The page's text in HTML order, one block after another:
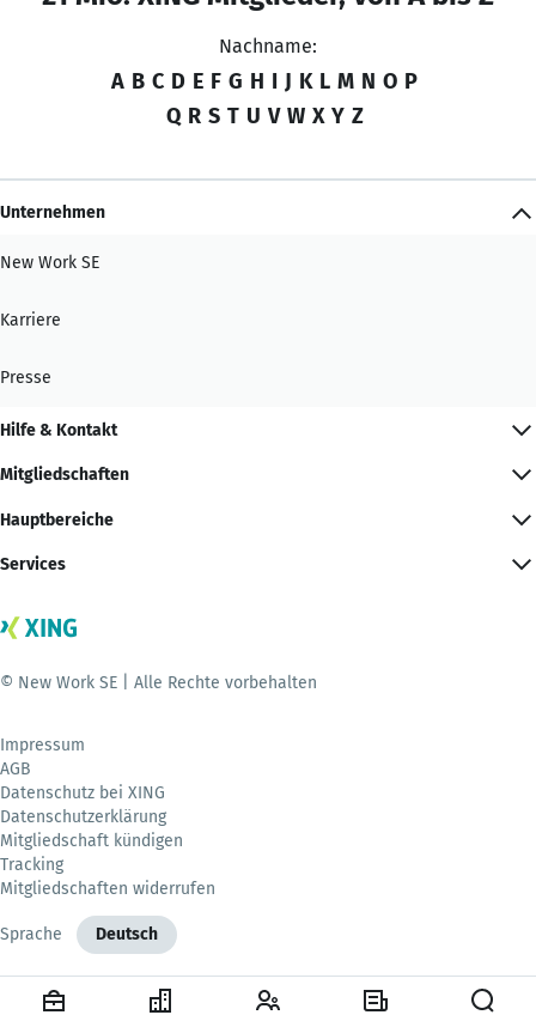
Nachname:
A B C D E F G H I J K L M N O P
Q R S T U V W X Y Z
Unternehmen
New Work SE
Karriere
Presse
Hilfe & Kontakt
Mitgliedschaften
Hauptbereiche
Services
© New Work SE | Alle Rechte vorbehalten
Impressum
AGB
Datenschutz bei XING
Datenschutzerklärung
Mitgliedschaft kündigen
Tracking
Mitgliedschaften widerrufen
Sprache Deutsch